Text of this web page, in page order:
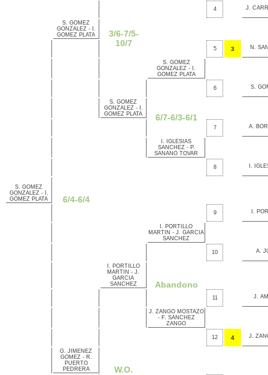
4 J.
S. GOMEZ
GONZALEZ - I.
GOMEZ PLATA
3/6-7/5-
10/7
5 3 N.
S. GOMEZ
GONZALEZ - I.
GOMEZ PLATA
6 S.
S. GOMEZ
GONZALEZ - I.
GOMEZ PLATA
6/7-6/3-6/1
7 A.
I. IGLESIAS
SANCHEZ - P.
SANANO TOVAR
8 I.
S. GOMEZ
GONZALEZ - I.
GOMEZ PLATA
6/4-6/4
9 I.
I. PORTILLO
MARTIN - J. GARCIA
SANCHEZ
10 A.
I. PORTILLO
MARTIN - J.
GARCIA
SANCHEZ
Abandono
11 J.
J. ZANGO MOSTAZO
- F. SANCHEZ
ZANGO
12 4 J.
G. JIMENEZ
GOMEZ - R.
PUERTO
PEDRERA
W.O.